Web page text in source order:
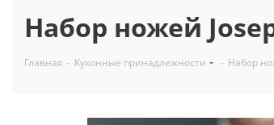
Набор ножей
Главная - Кухонные принадлежности - Набор